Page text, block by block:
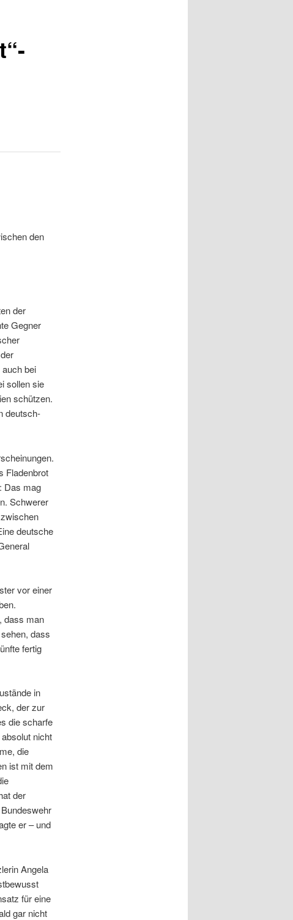
den
der
Gegner
bei
sollen sie
schützen.
deutsch-
Fladenbrot
Das mag
Schwerer
deutsche
vor einer
dass man
dass
fertig
in
der zur
die scharfe
nicht
die
ist mit dem
der
er – und
Angela
für eine
gar nicht